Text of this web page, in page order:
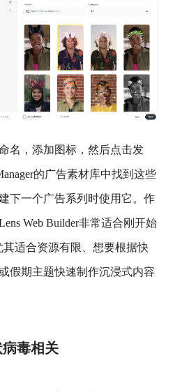
名，添加图标，然后点击发
的广告素材库中找到这些
下一个广告系列时使用它。作
Web Builder非常适合刚开始
适合资源有限、想要根据快
假期主题快速制作沉浸式内容
病毒相关